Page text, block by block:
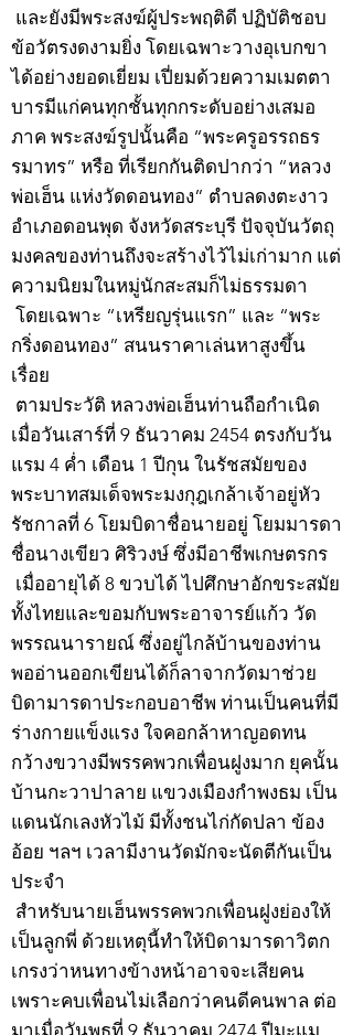
และยังมีพระสงฆ์ผู้ประพฤติดี ปฏิบัติชอบ
ข้อวัตรงดงามยิ่ง โดยเฉพาะวางอุเบกขา
ได้อย่างยอดเยี่ยม เปี่ยมด้วยความเมตตา
บารมีแก่คนทุกชั้นทุกกระดับอย่างเสมอ
ภาค พระสงฆ์รูปนั้นคือ “พระครูอรรถธร
รมาทร” หรือ ที่เรียกกันติดปากว่า “หลวง
พ่อเฮ็น แห่งวัดดอนทอง” ตำบลดงตะงาว
อำเภอดอนพุด จังหวัดสระบุรี ปัจจุบันวัตถุ
มงคลของท่านถึงจะสร้างไว้ไม่เก่ามาก แต่
ความนิยมในหมู่นักสะสมก็ไม่ธรรมดา
โดยเฉพาะ “เหรียญรุ่นแรก” และ “พระ
กริ่งดอนทอง” สนนราคาเล่นหาสูงขึ้น
เรื่อย
ตามประวัติ หลวงพ่อเฮ็นท่านถือกำเนิด
เมื่อวันเสาร์ที่ 9 ธันวาคม 2454 ตรงกับวัน
แรม 4 ค่ำ เดือน 1 ปีกุน ในรัชสมัยของ
พระบาทสมเด็จพระมงกุฎเกล้าเจ้าอยู่หัว
รัชกาลที่ 6 โยมบิดาชื่อนายอยู่ โยมมารดา
ชื่อนางเขียว ศิริวงษ์ ซึ่งมีอาชีพเกษตรกร
เมื่ออายุได้ 8 ขวบได้ ไปศึกษาอักขระสมัย
ทั้งไทยและขอมกับพระอาจารย์แก้ว วัด
พรรณนารายณ์ ซึ่งอยู่ไกล้บ้านของท่าน
พออ่านออกเขียนได้ก็ลาจากวัดมาช่วย
บิดามารดาประกอบอาชีพ ท่านเป็นคนที่มี
ร่างกายแข็งแรง ใจคอกล้าหาญอดทน
กว้างขวางมีพรรคพวกเพื่อนฝูงมาก ยุคนั้น
บ้านกะวาปาลาย แขวงเมืองกำพงธม เป็น
แดนนักเลงหัวไม้ มีทั้งชนไก่กัดปลา ข้อง
อ้อย ฯลฯ เวลามีงานวัดมักจะนัดตีกันเป็น
ประจำ
สำหรับนายเฮ็นพรรคพวกเพื่อนฝูงย่องให้
เป็นลูกพี่ ด้วยเหตุนี้ทำให้บิดามารดาวิตก
เกรงว่าหนทางข้างหน้าอาจจะเสียคน
เพราะคบเพื่อนไม่เลือกว่าคนดีคนพาล ต่อ
มาเมื่อวันพุธที่ 9 ธันวาคม 2474 ปีมะแม